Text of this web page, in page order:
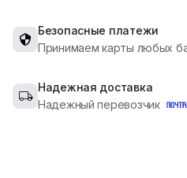
Безопасные платежи
Принимаем карты любых
Надежная доставка
Надежный перевозчик